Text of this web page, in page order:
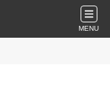
MENU